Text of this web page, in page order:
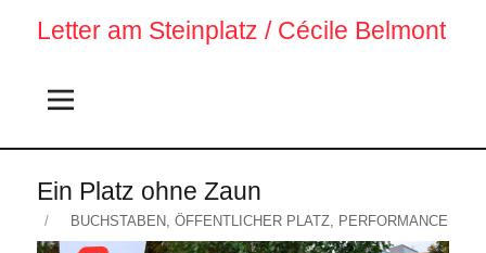
Letter am Steinplatz / Cécile Belmont
Steinplatz
Ein Platz ohne Zaun
Veröffentlicht
am
KATEGORIEN
BUCHSTABEN,ÖFFENTLICHER PLATZ, PERFORMANCE